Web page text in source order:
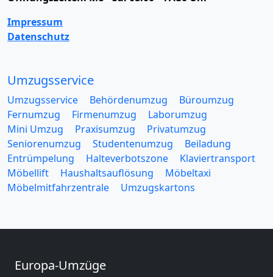
Impressum
Datenschutz
Umzugsservice
Umzugsservice Behördenumzug
Büroumzug
Fernumzug
Firmenumzug
Laborumzug
Mini Umzug
Praxisumzug
Privatumzug
Seniorenumzug
Studentenumzug
Beiladung
Entrümpelung
Halteverbotszone
Klaviertransport
Möbellift
Haushaltsauflösung
Möbeltaxi
Möbelmitfahrzentrale
Umzugskartons
Europa-Umzüge